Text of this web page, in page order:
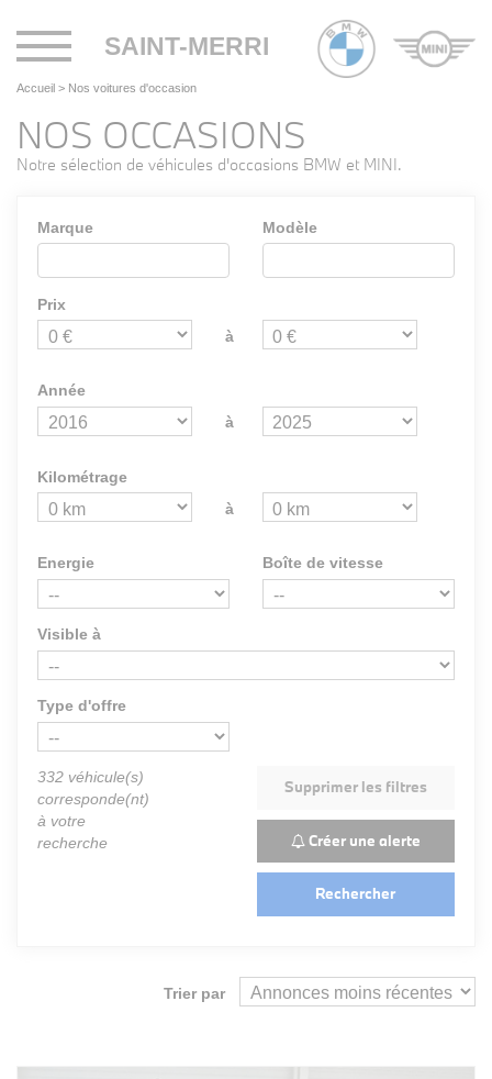
SAINT-MERRI
Toggle
navigation
Accueil > Nos voitures d'occasion
NOS OCCASIONS
Notre sélection de véhicules d'occasions BMW et MINI.
Marque Modèle
Prix
à
Année
à
Kilométrage
à
Energie Boîte de vitesse
Visible à
Type d'offre
332 véhicule(s)
corresponde(nt)
à votre
recherche
Supprimer les filtres
Créer une alerte
Rechercher
Trier par